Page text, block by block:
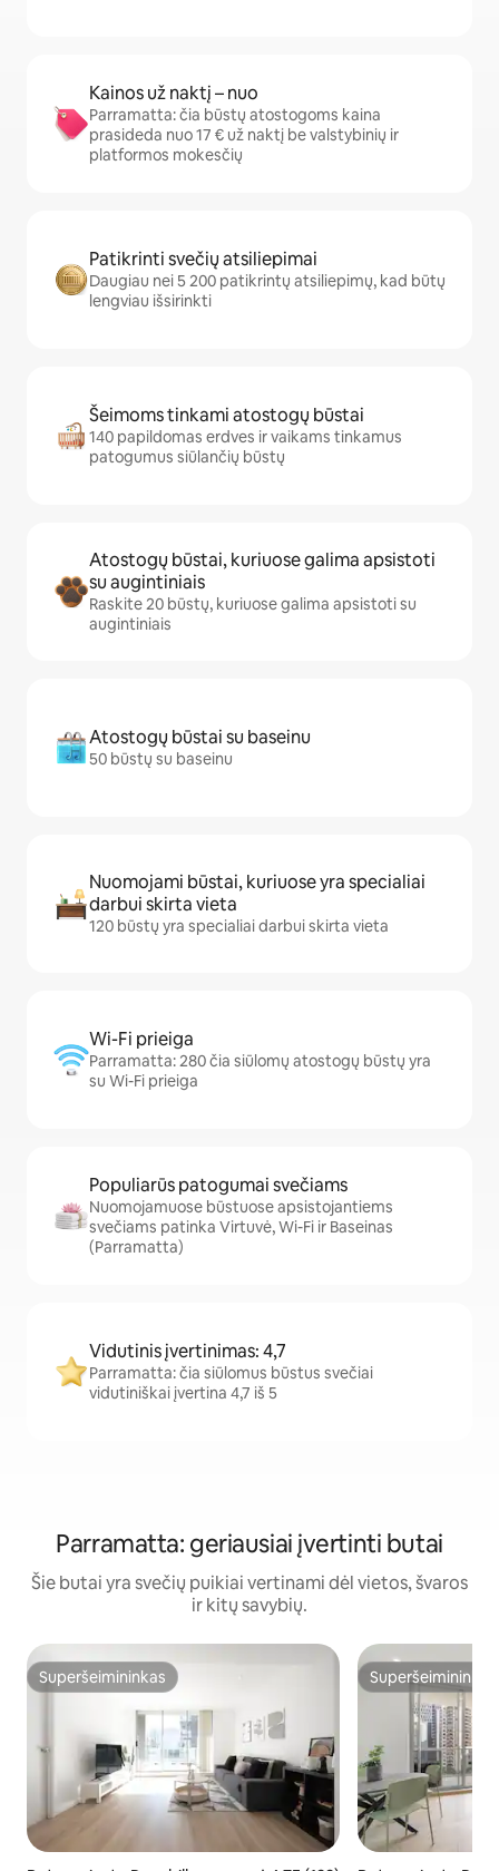
Kainos už naktį – nuo
Parramatta: čia būstų atostogoms kaina
prasideda nuo 17 € už naktį be valstybinių ir
platformos mokesčių
Patikrinti svečių atsiliepimai
Daugiau nei 5 200 patikrintų atsiliepimų, kad būtų
lengviau išsirinkti
Šeimoms tinkami atostogų būstai
140 papildomas erdves ir vaikams tinkamus
patogumus siūlančių būstų
Atostogų būstai, kuriuose galima apsistoti
su augintiniais
Raskite 20 būstų, kuriuose galima apsistoti su
augintiniais
Atostogų būstai su baseinu
50 būstų su baseinu
Nuomojami būstai, kuriuose yra specialiai
darbui skirta vieta
120 būstų yra specialiai darbui skirta vieta
Wi-Fi prieiga
Parramatta: 280 čia siūlomų atostogų būstų yra
su Wi-Fi prieiga
Populiarūs patogumai svečiams
Nuomojamuose būstuose apsistojantiems
svečiams patinka Virtuvė, Wi-Fi ir Baseinas
(Parramatta)
Vidutinis įvertinimas: 4,7
Parramatta: čia siūlomus būstus svečiai
vidutiniškai įvertina 4,7 iš 5
Parramatta: geriausiai įvertinti butai
Šie butai yra svečių puikiai vertinami dėl vietos, švaros
ir kitų savybių.
Superšeimininkas
Superšeimininkas Superšeimininkas
Superšeimininkas